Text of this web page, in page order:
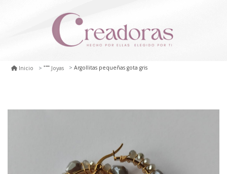
Inicio Joyas Argollitas pequeñas gota gris